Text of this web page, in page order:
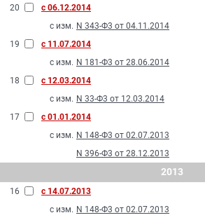
20
с 06.12.2014
с изм. N 343-Ф3 от 04.11.2014
19
с 11.07.2014
с изм. N 181-Ф3 от 28.06.2014
18
с 12.03.2014
с изм. N 33-Ф3 от 12.03.2014
17
с 01.01.2014
с изм. N 148-Ф3 от 02.07.2013
N 396-Ф3 от 28.12.2013
2013
16
с 14.07.2013
с изм. N 148-Ф3 от 02.07.2013